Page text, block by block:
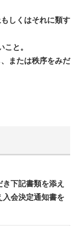
しくはそれに類す
と。
または秩序をみだ
下記書類を添え
会決定通知書を